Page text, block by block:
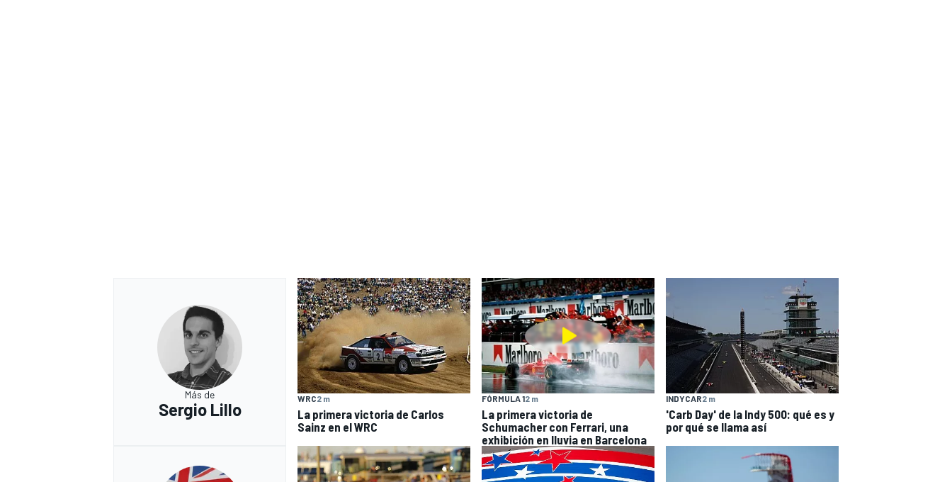
Más de
Sergio Lillo
WRC2 m
La primera victoria de Carlos
Sainz en el WRC
FÓRMULA 12 m
La primera victoria de
Schumacher con Ferrari, una
exhibición en lluvia en Barcelona
INDYCAR2 m
'Carb Day' de la Indy 500: qué es y
por qué se llama así